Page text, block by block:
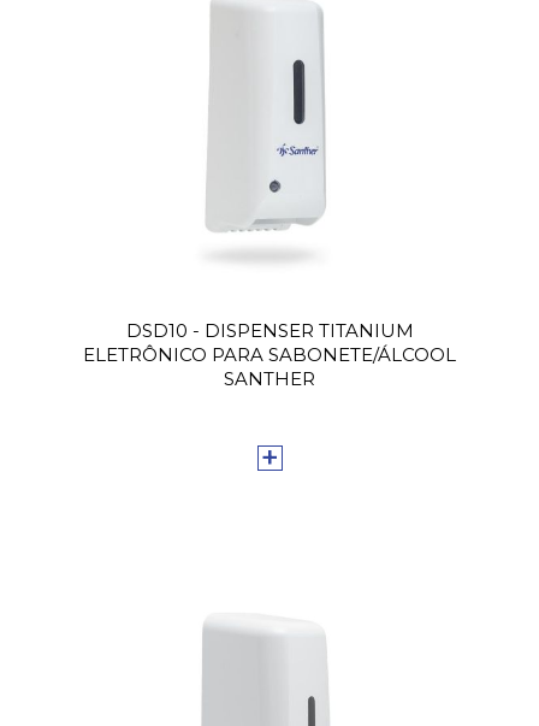
DSD10 - DISPENSER TITANIUM
ELETRÔNICO PARA SABONETE/ÁLCOOL
SANTHER
+